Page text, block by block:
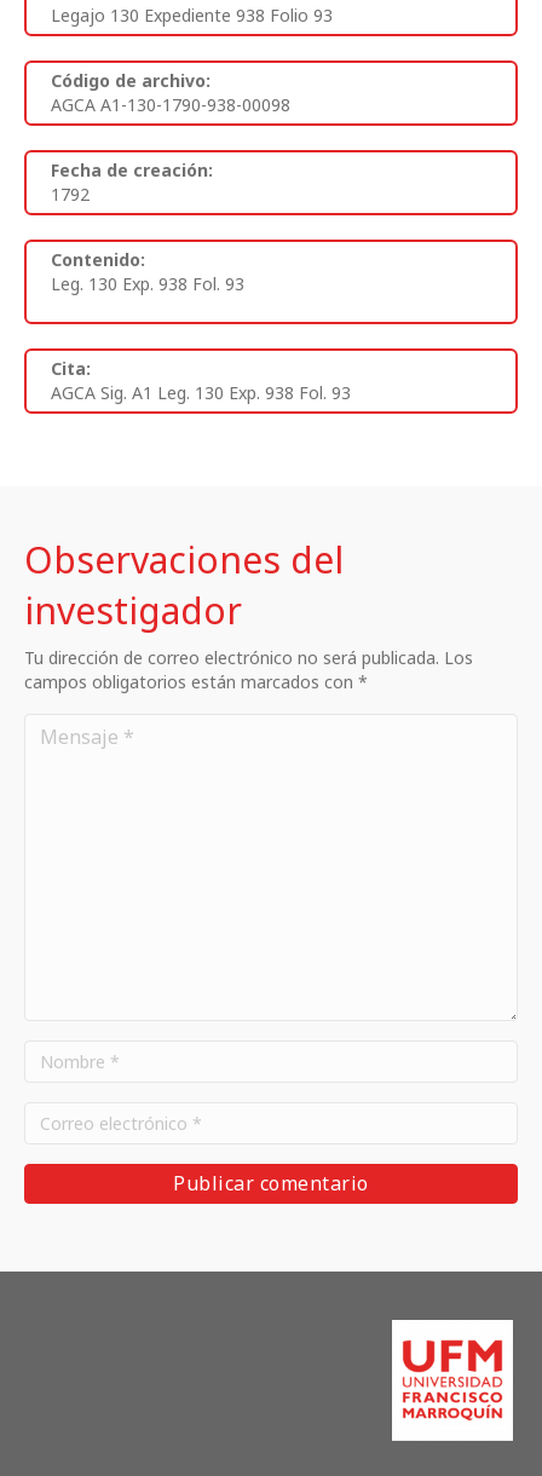
Legajo 130 Expediente 938 Folio 93
Código de archivo:
AGCA A1-130-1790-938-00098
Fecha de creación:
1792
Contenido:
Leg. 130 Exp. 938 Fol. 93
Cita:
AGCA Sig. A1 Leg. 130 Exp. 938 Fol. 93
Observaciones del
investigador
Tu dirección de correo electrónico no será publicada. Los
campos obligatorios están marcados con *